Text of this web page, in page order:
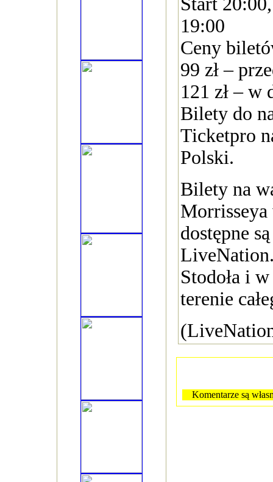
19:00
Ceny
99 zł –
121 zł – w
Bilety do
Ticketpro
Polski.
Bilety na
Morrisseya
dostępne
Stodoła i
terenie
Komentarze są